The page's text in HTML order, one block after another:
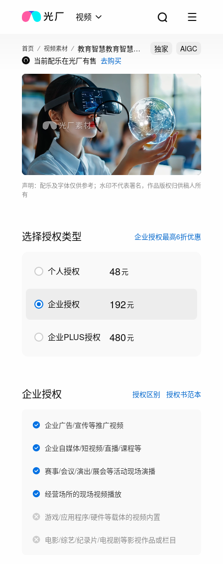
视频
首页 视频素材
教育智慧教育智慧校
园智慧课堂未来教育
独家
AIGC
当前配乐在光厂有售 去购买
声明：配乐及字体仅供参考；水印不代表署名，作品版权归供稿人所
有
选择授权类型 企业授权最高6折优惠
个人授权 48元
企业授权 192元
企业PLUS授权 480元
企业授权 授权区别 授权书范本
企业广告/宣传等推广视频
企业自媒体/短视频/直播/课程等
赛事/会议/演出/展会等活动现场演播
经营场所的现场视频播放
游戏/应用程序/硬件等载体的视频内置
电影/综艺/纪录片/电视剧等影视作品或栏目